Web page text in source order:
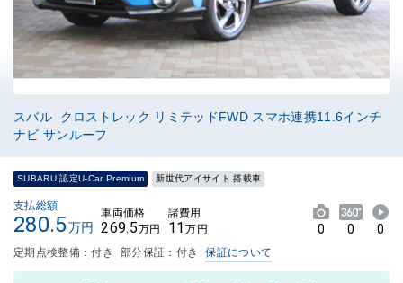
スバル クロストレック リミテッドFWD スマホ連携11.6インチ
ナビ サンルーフ
SUBARU 認定U-Car Premium 新世代アイサイト 搭載車
支払総額
280.5万円
車両価格
269.5万円
諸費用
11 万円 0 0 0
定期点検整備：付き 部分保証：付き 保証について